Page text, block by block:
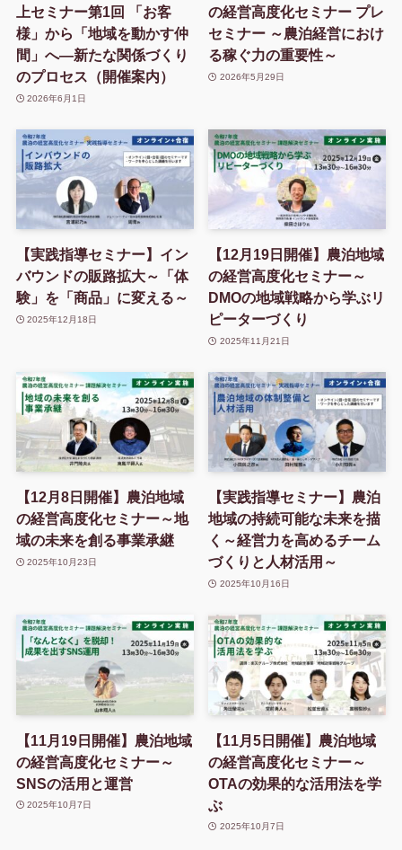
上セミナー第1回 「お客
様」から「地域を動かす仲
間」へ―新たな関係づくり
のプロセス（開催案内）
2026年6月1日
の経営高度化セミナー プレ
セミナー ～農泊経営におけ
る稼ぐ力の重要性～
2026年5月29日
【実践指導セミナー】イン
バウンドの販路拡大～「体
験」を「商品」に変える～
2025年12月18日
【12月19日開催】農泊地域
の経営高度化セミナー～
DMOの地域戦略から学ぶリ
ピーターづくり
2025年11月21日
【12月8日開催】農泊地域
の経営高度化セミナー～地
域の未来を創る事業承継
2025年10月23日
【実践指導セミナー】農泊
地域の持続可能な未来を描
く～経営力を高めるチーム
づくりと人材活用～
2025年10月16日
【11月19日開催】農泊地域
の経営高度化セミナー～
SNSの活用と運営
2025年10月7日
【11月5日開催】農泊地域
の経営高度化セミナー～
OTAの効果的な活用法を学
ぶ
2025年10月7日